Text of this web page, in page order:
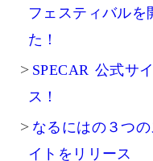
フェスティバルを
た！
SPECAR 公式サ
ス！
なるにはの３つ
イトをリリース